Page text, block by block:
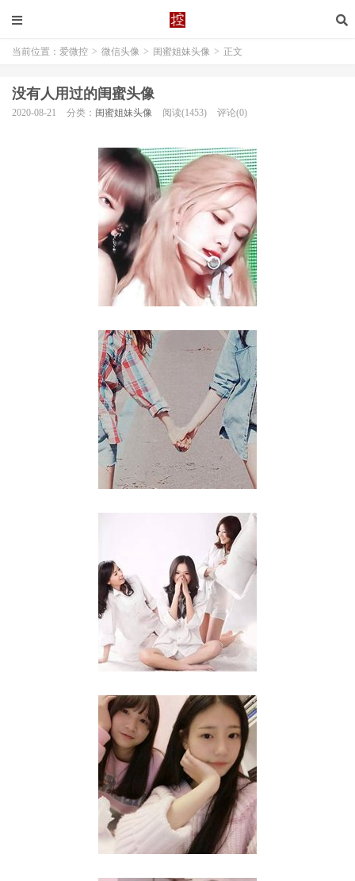
当前位置： 爱微控 > 微信头像 > 闺蜜姐妹头像 > 正文
没有人用过的闺蜜头像
2020-08-21 分类： 闺蜜姐妹头像 阅读(1453) 评论(0)